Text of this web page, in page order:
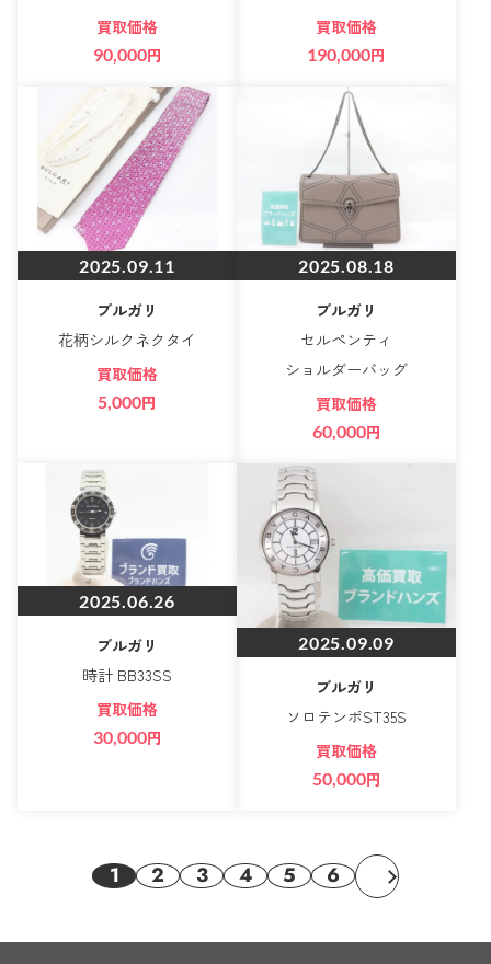
買取価格
90,000円
買取価格
190,000円
2025.09.11
ブルガリ
花柄シルクネクタイ
買取価格
5,000円
2025.08.18
ブルガリ
セルペンティ
ショルダーバッグ
買取価格
60,000円
2025.06.26
ブルガリ
時計 BB33SS
買取価格
30,000円
2025.09.09
ブルガリ
ソロテンポST35S
買取価格
50,000円
1 2 3 4 5 6